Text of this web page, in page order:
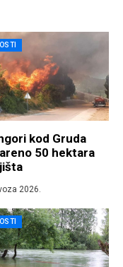
kod Gruda
50 hektara
2026.